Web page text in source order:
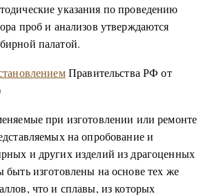
указания по проведению
проб и анализов утверждаются
палатой.
Правительства РФ от
при изготовлении или ремонте
на опробование и
и других изделий из драгоценных
изготовлены на основе тех же
что и сплавы, из которых